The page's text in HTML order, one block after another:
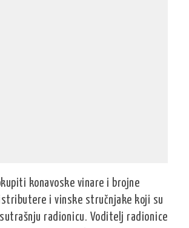
konavoske vinare i brojne
i vinske stručnjake koji su
radionicu. Voditelj radionice